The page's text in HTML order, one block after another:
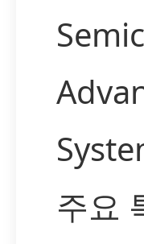
주요